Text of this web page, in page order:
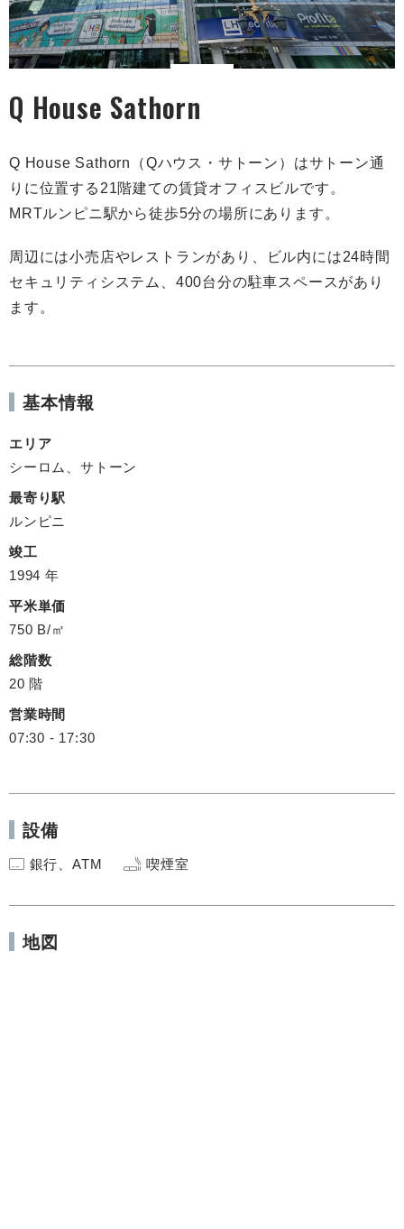
Q House Sathorn
Q House Sathorn（Qハウス・サトーン）はサトーン通
りに位置する21階建ての賃貸オフィスビルです。
MRTルンピニ駅から徒歩5分の場所にあります。
周辺には小売店やレストランがあり、ビル内には24時間
セキュリティシステム、400台分の駐車スペースがあり
ます。
基本情報
エリア
シーロム、サトーン
最寄り駅
ルンピニ
竣工
1994 年
平米単価
750 B/㎡
総階数
20 階
営業時間
07:30 - 17:30
設備
銀行、ATM 喫煙室
地図